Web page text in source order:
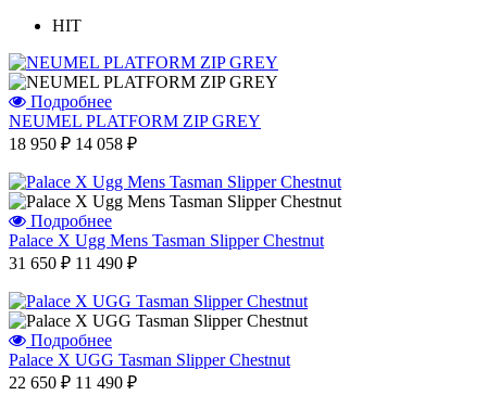
HIT
Подробнее
NEUMEL PLATFORM ZIP GREY
18 950 ₽ 14 058 ₽
Подробнее
Palace X Ugg Mens Tasman Slipper Chestnut
31 650 ₽ 11 490 ₽
Подробнее
Palace X UGG Tasman Slipper Chestnut
22 650 ₽ 11 490 ₽